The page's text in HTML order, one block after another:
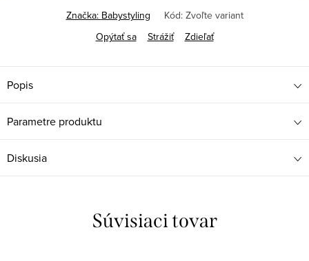
Značka: Babystyling Kód: Zvoľte variant
Opýtať sa
Strážiť Zdieľať
Popis
Parametre produktu
Diskusia
Súvisiaci tovar